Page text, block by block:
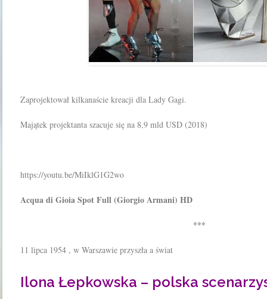
Zaprojektował kilkanaście kreacji dla Lady Gagi.
Majątek projektanta szacuje się na 8,9 mld USD (2018)
https://youtu.be/MiIklG1G2wo
Acqua di Gioia Spot Full (Giorgio Armani) HD
***
11 lipca 1954 , w Warszawie przyszła a świat
Ilona Łepkowska – polska